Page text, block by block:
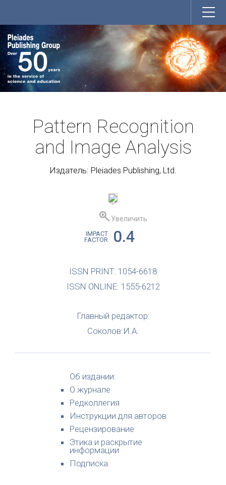
Pattern Recognition
and Image Analysis
Издатель: Pleiades Publishing, Ltd.
Увеличить
IMPACT
FACTOR
0.4
ISSN PRINT: 1054-6618
ISSN ONLINE: 1555-6212
Главный редактор:
Соколов И.А.
Об издании:
О журнале
Редколлегия
Инструкции для авторов
Рецензирование
Этика и раскрытие
информации
Подписка